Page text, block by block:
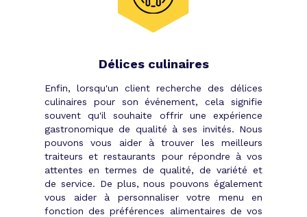
Délices culinaires
Enfin, lorsqu'un client recherche des délices
culinaires pour son événement, cela signifie
souvent qu'il souhaite offrir une expérience
gastronomique de qualité à ses invités. Nous
pouvons vous aider à trouver les meilleurs
traiteurs et restaurants pour répondre à vos
attentes en termes de qualité, de variété et
de service. De plus, nous pouvons également
vous aider à personnaliser votre menu en
fonction des préférences alimentaires de vos